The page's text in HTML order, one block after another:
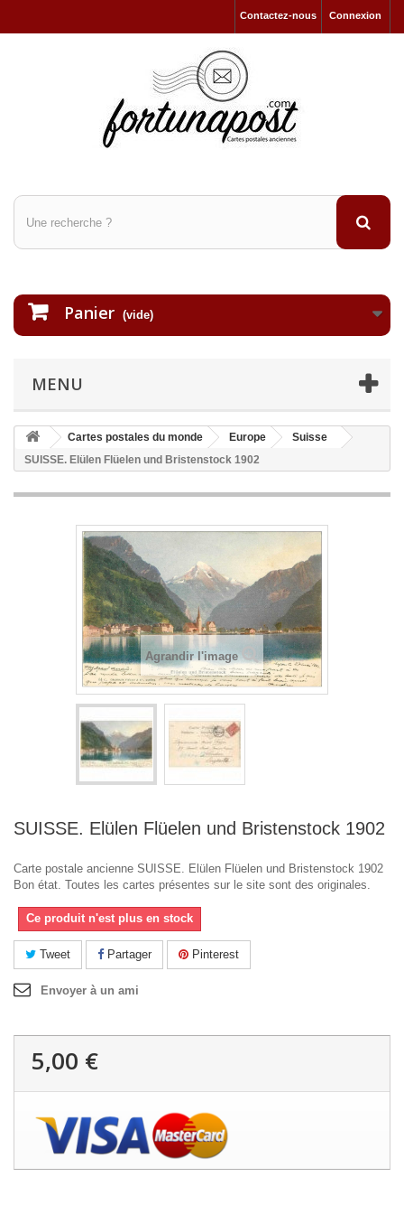
Connexion
Contactez-nous
Panier (vide)
MENU
Cartes postales du monde Europe
Suisse
SUISSE. Elülen Flüelen und Bristenstock 1902
Agrandir l'image
SUISSE. Elülen Flüelen und Bristenstock 1902
Carte postale ancienne SUISSE. Elülen Flüelen und Bristenstock 1902
Bon état. Toutes les cartes présentes sur le site sont des originales.
Ce produit n'est plus en stock
Tweet Partager Pinterest
Envoyer à un ami
5,00 €